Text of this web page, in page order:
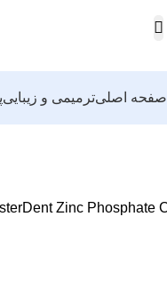
صفحه اصلیترمیمی و زیبایی